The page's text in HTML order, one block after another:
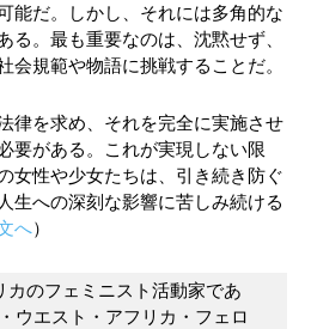
能だ。しかし、それには多角的な
る。最も重要なのは、沈黙せず、
会規範や物語に挑戦することだ。
律を求め、それを完全に実施させ
要がある。これが実現しない限
女性や少女たちは、引き続き防ぐ
生への深刻な影響に苦しみ続ける
へ）
カのフェミニスト活動家であ
ウエスト・アフリカ・フェロ